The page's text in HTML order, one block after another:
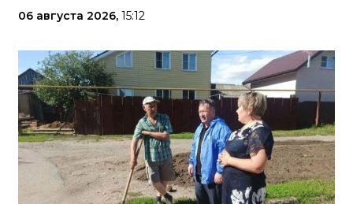
06 августа 2026, 15:12